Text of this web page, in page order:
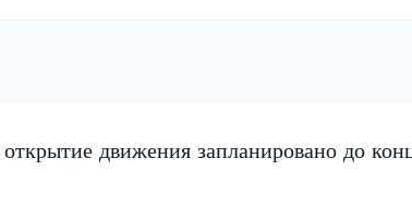
движения запланировано до